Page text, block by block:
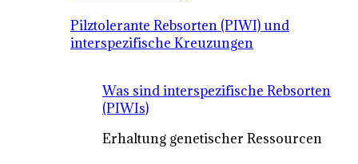
Pilztolerante Rebsorten (PIWI) und
interspezifische Kreuzungen
Was sind interspezifische Rebsorten
(PIWIs)
Erhaltung genetischer Ressourcen